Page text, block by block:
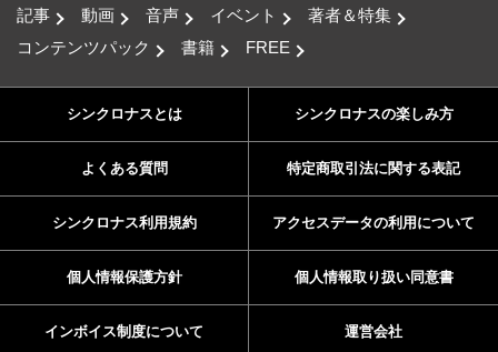
記事 動画 音声 イベント
著者＆特集
コンテンツパック
書籍 FREE
シンクロナスとは シンクロナスの楽しみ方
よくある質問 特定商取引法に関する表記
シンクロナス利用規約 アクセスデータの利用について
個人情報保護方針 個人情報取り扱い同意書
インボイス制度について 運営会社